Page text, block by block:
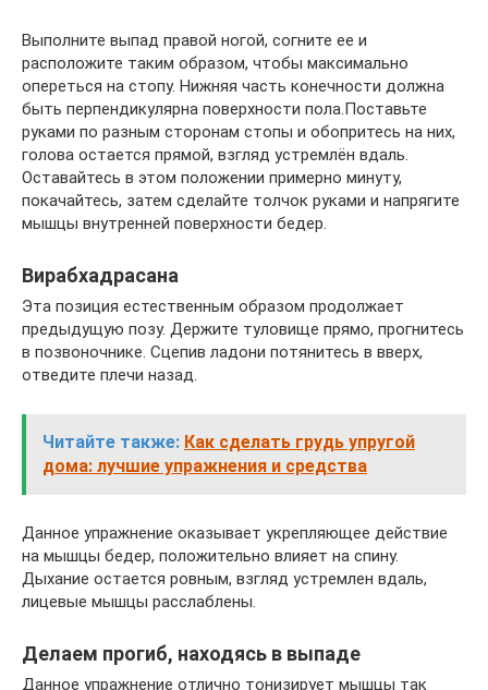
Выполните выпад правой ногой, согните ее и
расположите таким образом, чтобы максимально
опереться на стопу. Нижняя часть конечности должна
быть перпендикулярна поверхности пола.Поставьте
руками по разным сторонам стопы и обопритесь на них,
голова остается прямой, взгляд устремлён вдаль.
Оставайтесь в этом положении примерно минуту,
покачайтесь, затем сделайте толчок руками и напрягите
мышцы внутренней поверхности бедер.
Вирабхадрасана
Эта позиция естественным образом продолжает
предыдущую позу. Держите туловище прямо, прогнитесь
в позвоночнике. Сцепив ладони потянитесь в вверх,
отведите плечи назад.
Читайте также: Как сделать грудь упругой
дома: лучшие упражнения и средства
Данное упражнение оказывает укрепляющее действие
на мышцы бедер, положительно влияет на спину.
Дыхание остается ровным, взгляд устремлен вдаль,
лицевые мышцы расслаблены.
Делаем прогиб, находясь в выпаде
Данное упражнение отлично тонизирует мышцы так